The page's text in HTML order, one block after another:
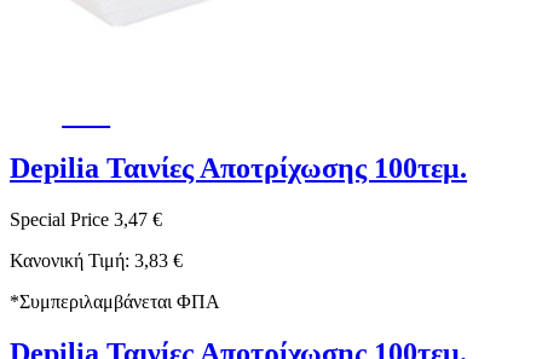
Depilia Ταινίες Αποτρίχωσης 100τεμ.
Special Price 3,47 €
Κανονική Τιμή: 3,83 €
*Συμπεριλαμβάνεται ΦΠΑ